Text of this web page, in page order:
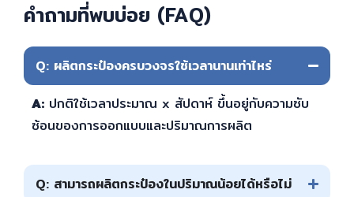
คำถามที่พบบ่อย (FAQ)
Q: ผลิตกระป๋องครบวงจรใช้เวลานานเท่าไหร่
A: ปกติใช้เวลาประมาณ x สัปดาห์ ขึ้นอยู่กับความซับ
ซ้อนของการออกแบบและปริมาณการผลิต
Q: สามารถผลิตกระป๋องในปริมาณน้อยได้หรือไม่